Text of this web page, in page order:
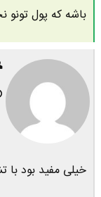
باشه که پول تونو
خیلی مفید بود با